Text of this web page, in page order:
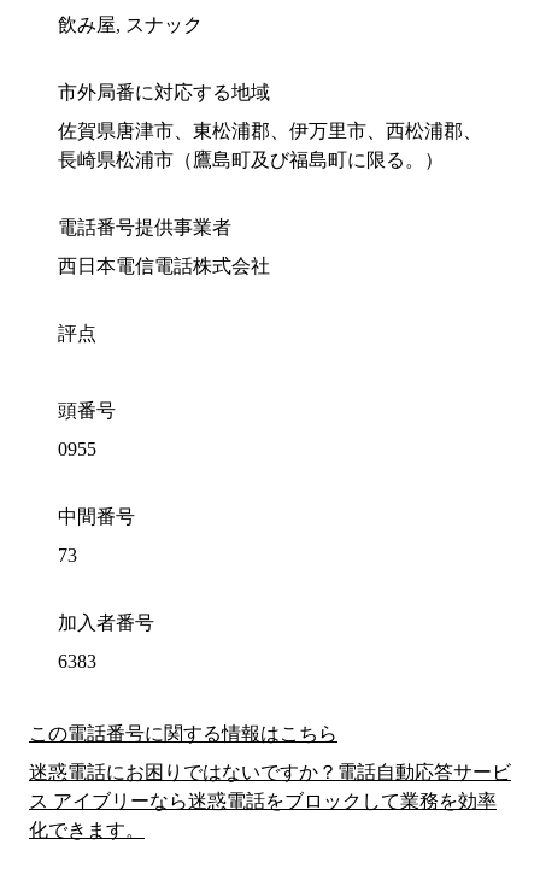
飲み屋, スナック
市外局番に対応する地域
佐賀県唐津市、東松浦郡、伊万里市、西松浦郡、
長崎県松浦市（鷹島町及び福島町に限る。）
電話番号提供事業者
西日本電信電話株式会社
評点
頭番号
0955
中間番号
73
加入者番号
6383
この電話番号に関する情報はこちら
迷惑電話にお困りではないですか？電話自動応答サービ
ス アイブリーなら迷惑電話をブロックして業務を効率
化できます。